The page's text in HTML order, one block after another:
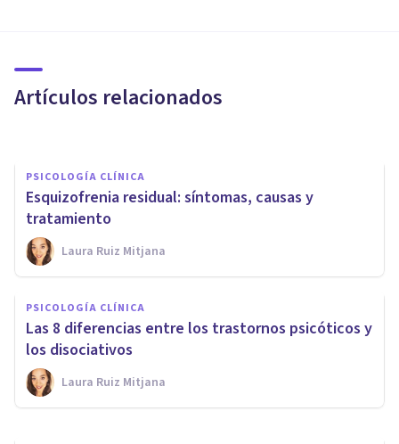
Artículos relacionados
infantil (pederastia)
PSICOLOGÍA CLÍNICA
Esquizofrenia residual: síntomas, causas y
tratamiento
Laura Ruiz Mitjana
PSICOLOGÍA CLÍNICA
Las 8 diferencias entre los trastornos psicóticos y
los disociativos
Laura Ruiz Mitjana
PSICOLOGÍA CLÍNICA
Un nuevo software predice la
aparición de psicosis
analizando el lenguaje
Isabel Rovira Salvador